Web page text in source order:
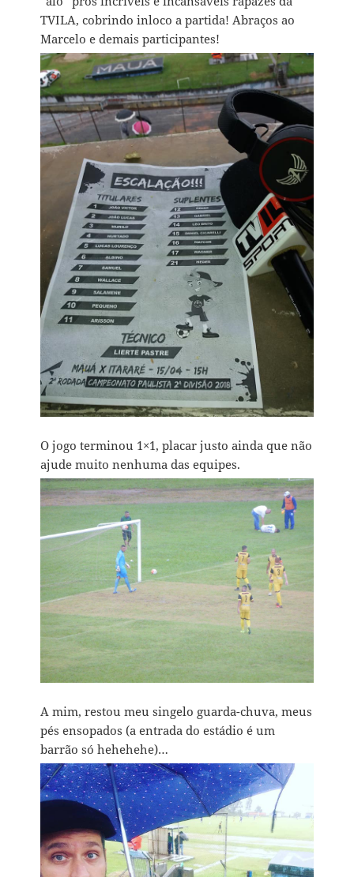
TVILA, cobrindo inloco a partida! Abraços ao
Marcelo e demais participantes!
O jogo terminou 1×1, placar justo ainda que não
ajude muito nenhuma das equipes.
A mim, restou meu singelo guarda-chuva, meus
pés ensopados (a entrada do estádio é um
barrão só hehehehe)…